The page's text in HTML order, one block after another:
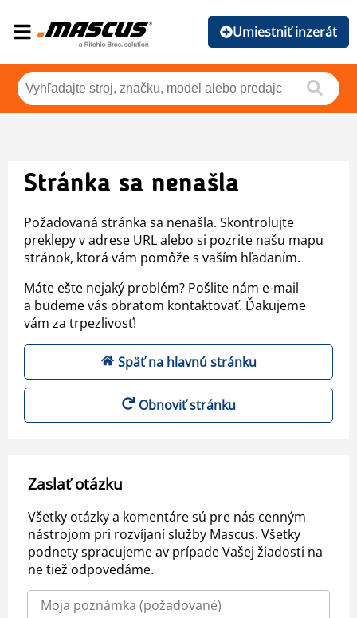
Umiestniť inzerát
Stránka sa nenašla
Požadovaná stránka sa nenašla. Skontrolujte
preklepy v adrese URL alebo si pozrite našu mapu
stránok, ktorá vám pomôže s vaším hľadaním.
Máte ešte nejaký problém? Pošlite nám e-mail
a budeme vás obratom kontaktovať. Ďakujeme
vám za trpezlivosť!
Späť na hlavnú stránku
Obnoviť stránku
Zaslať otázku
Všetky otázky a komentáre sú pre nás cenným
nástrojom pri rozvíjaní služby Mascus. Všetky
podnety spracujeme av prípade Vašej žiadosti na
ne tiež odpovedáme.